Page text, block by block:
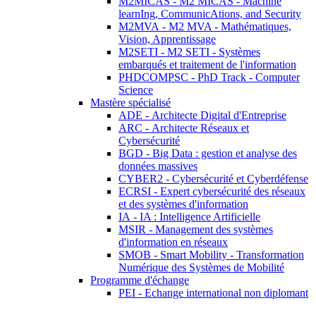
learnIng, CommunicAtions, and Security
M2MVA - M2 MVA - Mathématiques,
Vision, Apprentissage
M2SETI - M2 SETI - Systèmes
embarqués et traitement de l'information
PHDCOMPSC - PhD Track - Computer
Science
Mastère spécialisé
ADE - Architecte Digital d'Entreprise
ARC - Architecte Réseaux et
Cybersécurité
BGD - Big Data : gestion et analyse des
données massives
CYBER2 - Cybersécurité et Cyberdéfense
ECRSI - Expert cybersécurité des réseaux
et des systèmes d'information
IA - IA : Intelligence Artificielle
MSIR - Management des systèmes
d'information en réseaux
SMOB - Smart Mobility - Transformation
Numérique des Systèmes de Mobilité
Programme d'échange
PEI - Echange international non diplomant